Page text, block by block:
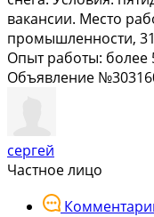
вакансии. Место
промышленности,
Опыт работы: более
Объявление
сергей
Частное лицо